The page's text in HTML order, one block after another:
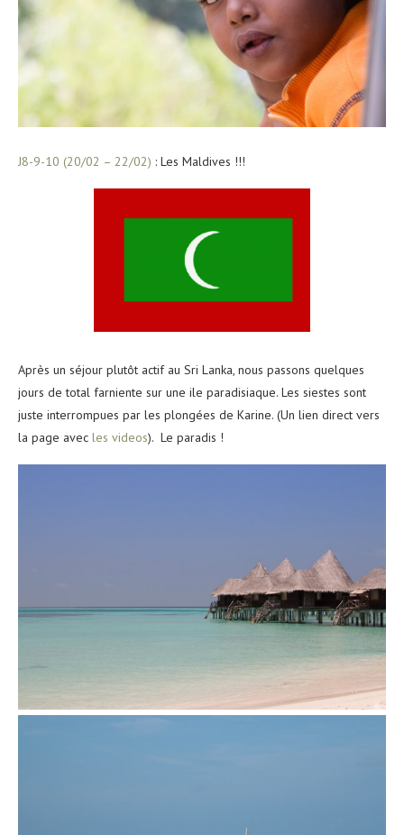
J8-9-10 (20/02 – 22/02) : Les Maldives !!!
Après un séjour plutôt actif au Sri Lanka, nous passons quelques
jours de total farniente sur une ile paradisiaque. Les siestes sont
juste interrompues par les plongées de Karine. (Un lien direct vers
la page avec les videos). Le paradis !